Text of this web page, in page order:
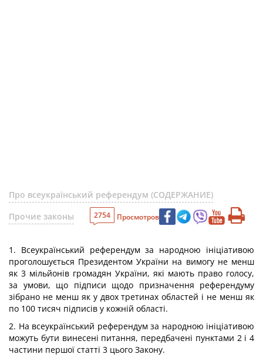
Про всеукраїнський референдум (СОДЕРЖАНИЕ)
Прочие законы
2754 Просмотров
1. Всеукраїнський референдум за народною ініціативою
проголошується Президентом України на вимогу не менш
як 3 мільйонів громадян України, які мають право голосу,
за умови, що підписи щодо призначення референдуму
зібрано не менш як у двох третинах областей і не менш як
по 100 тисяч підписів у кожній області.
2. На всеукраїнський референдум за народною ініціативою
можуть бути винесені питання, передбачені пунктами 2 і 4
частини першої статті 3 цього Закону.